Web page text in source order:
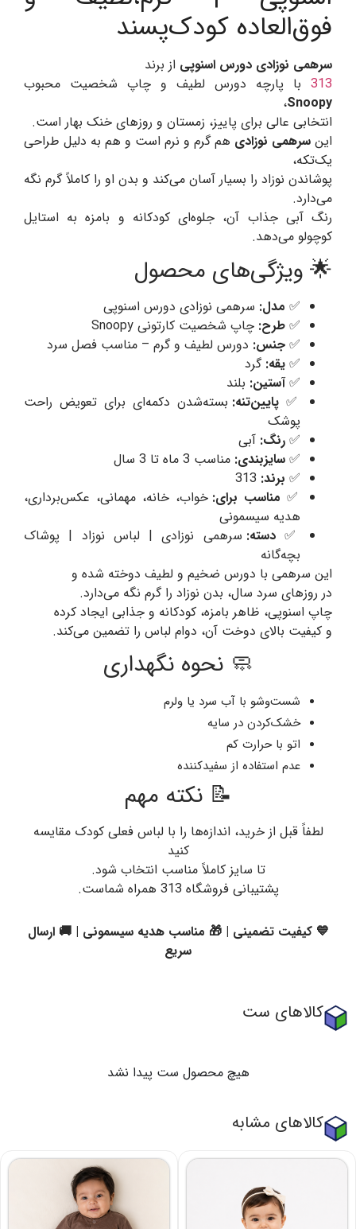
فوق‌العاده کودک‌پسند
سرهمی نوزادی دورس اسنوپی از برند
313 با پارچه دورس لطیف و چاپ شخصیت محبوب
Snoopy،
انتخابی عالی برای پاییز، زمستان و روزهای خنک بهار است.
این سرهمی نوزادی هم گرم و نرم است و هم به دلیل طراحی
یک‌تکه،
پوشاندن نوزاد را بسیار آسان می‌کند و بدن او را کاملاً گرم نگه
می‌دارد.
رنگ آبی جذاب آن، جلوه‌ای کودکانه و بامزه به استایل
کوچولو می‌دهد.
🌟 ویژگی‌های محصول
✅ مدل: سرهمی نوزادی دورس اسنوپی
✅ طرح: چاپ شخصیت کارتونی Snoopy
✅ جنس: دورس لطیف و گرم – مناسب فصل سرد
✅ یقه: گرد
✅آستین: بلند
✅ پایین‌تنه: بسته‌شدن دکمه‌ای برای تعویض راحت
پوشک
✅ رنگ: آبی
✅ سایزبندی: مناسب 3 ماه تا 3 سال
✅ برند:
✅ مناسب برای: خواب، خانه، مهمانی، عکس‌برداری،
هدیه سیسمونی
✅دسته: سرهمی نوزادی | لباس نوزاد | پوشاک
بچه‌گانه
این سرهمی با دورس ضخیم و لطیف دوخته شده و
در روزهای سرد سال، بدن نوزاد را گرم نگه می‌دارد.
چاپ اسنوپی، ظاهر بامزه، کودکانه و جذابی ایجاد کرده
و کیفیت بالای دوخت آن، دوام لباس را تضمین می‌کند.
🧼 نحوه نگهداری
شست‌وشو با آب سرد یا ولرم
خشک‌کردن در سایه
اتو با حرارت کم
عدم استفاده از سفیدکننده
📝 نکته مهم
لطفاً قبل از خرید، اندازه‌ها را با لباس فعلی کودک مقایسه
کنید
تا سایز کاملاً مناسب انتخاب شود.
پشتیبانی فروشگاه 313 همراه شماست.
💙 کیفیت تضمینی | 🎁 مناسب هدیه سیسمونی | 🚚 ارسال
سریع
کالاهای ست
هیچ محصول ست پیدا نشد
کالاهای مشابه